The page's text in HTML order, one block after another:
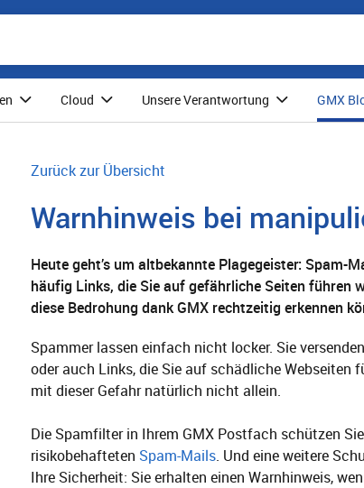
Cloud Unsere Verantwortung GMX
Zurück zur Übersicht
Warnhinweis bei
Heute geht’s um altbekannte Plagegeister: Spam-
häufig Links, die Sie auf gefährliche Seiten führen
diese Bedrohung dank GMX rechtzeitig erkennen
Spammer lassen einfach nicht locker. Sie
oder auch Links, die Sie auf schädliche Webseiten
mit dieser Gefahr natürlich nicht allein.
Die Spamfilter in Ihrem GMX Postfach schützen
risikobehafteten Spam-Mails. Und eine weitere
Ihre Sicherheit: Sie erhalten einen Warnhinweis,